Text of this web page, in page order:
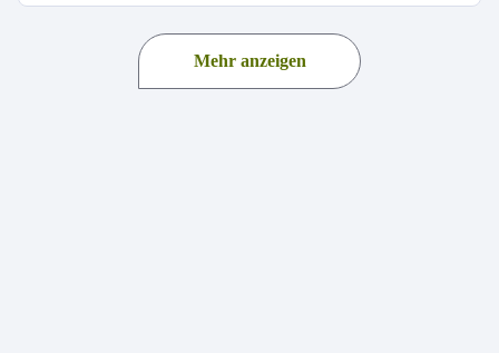
Mehr anzeigen